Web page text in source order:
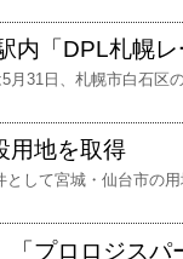
「DPL札幌レ
31日、札幌市白石区
用地を取得
して宮城・仙台市の
プロロジスパ